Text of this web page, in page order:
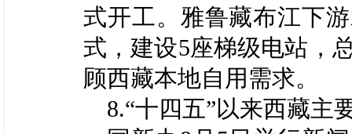
式开工。雅鲁藏布江下
式，建设5座梯级电站，
顾西藏本地自用需求。
8.“十四五”以来西藏